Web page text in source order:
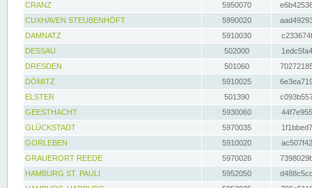
CRANZ
5950070
CUXHAVEN STEUBENHÖFT
5990020
DAMNATZ
5910030
DESSAU
502000
DRESDEN
501060
DÖMITZ
5910025
ELSTER
501390
GEESTHACHT
5930060
GLÜCKSTADT
5970035
GORLEBEN
5910020
GRAUERORT REEDE
5970026
HAMBURG ST. PAULI
5952050